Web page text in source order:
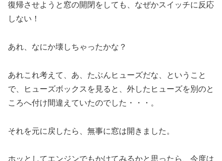
復帰させようと窓の開閉をしても、なぜかスイッチに反応
しない！
あれ、なにか壊しちゃったかな？
あれこれ考えて、あ、たぶんヒューズだな、ということ
で、ヒューズボックスを見ると、外したヒューズを別のと
ころへ付け間違えていたのでした・・・。
それを元に戻したら、無事に窓は開きました。
ホッとしてエンジンでもかけてみるかと思ったら、今度は